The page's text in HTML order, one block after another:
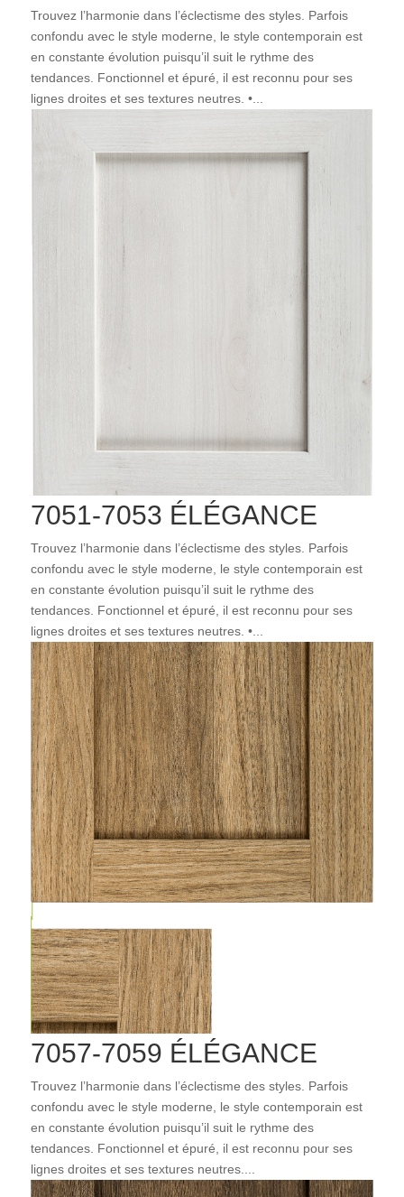
Trouvez l’harmonie dans l’éclectisme des styles. Parfois
confondu avec le style moderne, le style contemporain est
en constante évolution puisqu’il suit le rythme des
tendances. Fonctionnel et épuré, il est reconnu pour ses
lignes droites et ses textures neutres. •...
7051-7053 ÉLÉGANCE
Trouvez l’harmonie dans l’éclectisme des styles. Parfois
confondu avec le style moderne, le style contemporain est
en constante évolution puisqu’il suit le rythme des
tendances. Fonctionnel et épuré, il est reconnu pour ses
lignes droites et ses textures neutres. •...
7057-7059 ÉLÉGANCE
Trouvez l’harmonie dans l’éclectisme des styles. Parfois
confondu avec le style moderne, le style contemporain est
en constante évolution puisqu’il suit le rythme des
tendances. Fonctionnel et épuré, il est reconnu pour ses
lignes droites et ses textures neutres....